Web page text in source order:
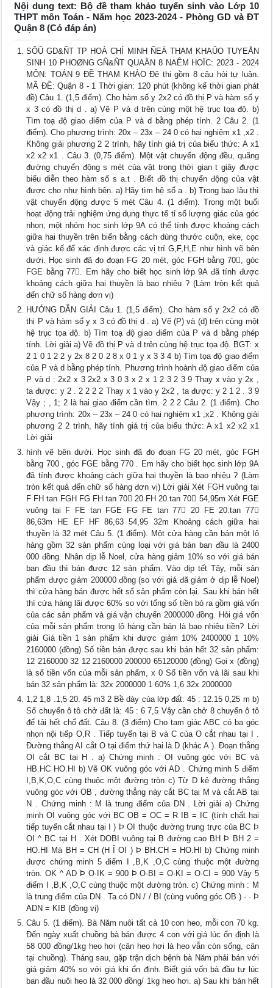
Nội dung text: Bộ đề tham khảo tuyển sinh vào Lớp 10
THPT môn Toán - Năm học 2023-2024 - Phòng GD và ĐT
Quận 8 (Có đáp án)
SÔÛ GD&ÑT TP HOÀ CHÍ MINH ÑEÀ THAM KHAÛO TUYEÅN
SINH 10 PHOØNG GÑ&ÑT QUAÄN 8 NAÊM HOÏC: 2023 - 2024
MÔN: TOÁN 9 ĐỀ THAM KHẢO Đê thi gồm 8 câu hỏi tự luận.
MÃ ĐỀ: Quận 8 - 1 Thời gian: 120 phút (không kể thời gian phát
đề) Câu 1. (1,5 điểm). Cho hàm số y 2x2 có đồ thị P và hàm số y
x 3 có đồ thị d . a) Vẽ P và d trên cùng một hệ trục tọa độ. b)
Tìm toạ độ giao điểm của P và d bằng phép tính. 2 Câu 2. (1
điểm). Cho phương trình: 20x – 23x – 24 0 có hai nghiệm x1 ,x2 .
Không giải phương 2 2 trình, hãy tính giá trị của biểu thức: A x1
x2 x2 x1 . Câu 3. (0,75 điểm). Một vật chuyển động đều, quãng
đường chuyển động s mét của vật trong thời gian t giây được
biểu diễn theo hàm số s a.t . Biết đồ thị chuyển động của vật
được cho như hình bên. a) Hãy tìm hệ số a . b) Trong bao lâu thì
vật chuyển động được 5 mét Câu 4. (1 điểm). Trong một buổi
hoạt động trải nghiệm ứng dụng thực tế tỉ số lượng giác của góc
nhọn, một nhóm học sinh lớp 9A có thể tính được khoảng cách
giữa hai thuyền trên biển bằng cách dùng thước cuộn, eke, cọc
và giác kế để xác định được các vị trí G,F,H,E như hình vẽ bên
dưới. Học sinh đã đo đoạn FG 20 mét, góc FGH bằng 70, góc
FGE bằng 77. Em hãy cho biết học sinh lớp 9A đã tính được
khoảng cách giữa hai thuyền là bao nhiêu ? (Làm tròn kết quả
đến chữ số hàng đơn vị)
HƯỚNG DẪN GIẢI Câu 1. (1,5 điểm). Cho hàm số y 2x2 có đồ
thị P và hàm số y x 3 có đồ thị d . a) Vẽ (P) và (d) trên cùng một
hệ trục tọa độ. b) Tìm toạ độ giao điểm của P và d bằng phép
tính. Lời giải a) Vẽ đồ thị P và d trên cùng hệ trục tọa độ. BGT: x
2 1 0 1 2 2 y 2x 8 2 0 2 8 x 0 1 y x 3 3 4 b) Tìm tọa độ giao điểm
của P và d bằng phép tính. Phương trình hoành độ giao điểm của
P và d : 2x2 x 3 2x2 x 3 0 3 x 2 x 1 2 3 2 3 9 Thay x vào y 2x ,
ta được: y 2 . 2 2 2 2 Thay x 1 vào y 2x2 , ta được: y 2 1 2 . 3 9
Vậy ; , 1; 2 là hai giao điểm cần tìm. 2 2 2 Câu 2. (1 điểm). Cho
phương trình: 20x – 23x – 24 0 có hai nghiệm x1 ,x2 . Không giải
phương 2 2 trình, hãy tính giá trị của biểu thức: A x1 x2 x2 x1
Lời giải
hình vẽ bên dưới. Học sinh đã đo đoạn FG 20 mét, góc FGH
bằng 700 , góc FGE bằng 770 . Em hãy cho biết học sinh lớp 9A
đã tính được khoảng cách giữa hai thuyền là bao nhiêu ? (Làm
tròn kết quả đến chữ số hàng đơn vị) Lời giải Xét FGH vuông tại
F FH tan FGH FG FH tan 70 20 FH 20.tan 70 54,95m Xét FGE
vuông tại F FE tan FGE FG FE tan 77 20 FE 20.tan 77
86,63m HE EF HF 86,63 54,95 32m Khoảng cách giữa hai
thuyền là 32 mét Câu 5. (1 điểm). Một cửa hàng cần bán một lô
hàng gồm 32 sản phẩm cùng loại với giá bán ban đầu là 2400
000 đồng. Nhân dịp lễ Noel, cửa hàng giảm 10% so với giá bán
ban đầu thì bán được 12 sản phẩm. Vào dịp tết Tây, mỗi sản
phẩm được giảm 200000 đồng (so với giá đã giảm ở dịp lễ Noel)
thì cửa hàng bán được hết số sản phẩm còn lại. Sau khi bán hết
thì cửa hàng lãi được 60% so với tổng số tiền bỏ ra gồm giá vốn
của các sản phẩm và giá vận chuyển 2000000 đồng. Hỏi giá vốn
của mỗi sản phẩm trong lô hàng cần bán là bao nhiêu tiền? Lời
giải Giá tiền 1 sản phẩm khi được giảm 10% 2400000 1 10%
2160000 (đồng) Số tiền bán được sau khi bán hết 32 sản phẩm:
12 2160000 32 12 2160000 200000 65120000 (đồng) Gọi x (đồng)
là số tiền vốn của mỗi sản phẩm, x 0 Số tiền vốn và lãi sau khi
bán 32 sản phẩm là: 32x 2000000 1 60% 1,6 32x 2000000
1,2 1,8 .1,5 20. 45 m3 2 Bề dày của lớp đất: 45 : 12.15 0,25 m b)
Số chuyến ô tô chở đất là: 45 : 6 7,5 Vậy cần chở 8 chuyến ô tô
để tải hết chổ đất. Câu 8. (3 điểm) Cho tam giác ABC có ba góc
nhọn nội tiếp O,R . Tiếp tuyến tại B và C của O cắt nhau tại I .
Đường thẳng AI cắt O tại điểm thứ hai là D (khác A ). Đoạn thẳng
OI cắt BC tại H . a) Chứng minh : OI vuông góc với BC và
HB.HC HO.HI b) Vẽ OK vuông góc với AD . Chứng minh 5 điểm
I,B,K,O,C cùng thuộc một đường tròn c) Từ D kẻ đường thẳng
vuông góc với OB , đường thẳng này cắt BC tại M và cắt AB tại
N . Chứng minh : M là trung điểm của DN . Lời giải a) Chứng
minh OI vuông góc với BC OB = OC = R IB = IC (tính chất hai
tiếp tuyến cắt nhau tại I ) Þ OI thuộc đường trung trực của BC Þ
OI ^ BC tại H . Xét DOBI vuông tại B đường cao BH Þ BH 2 =
HO.HI Mà BH = CH (H Î OI ) Þ BH.CH = HO.HI b) Chứng minh
được chứng minh 5 điểm I ,B,K ,O,C cùng thuộc một đường
tròn. OK ^ AD Þ O·IK = 900 Þ O·BI = O·KI = O·CI = 900 Vậy 5
điểm I ,B,K ,O,C cùng thuộc một đường tròn. c) Chứng minh : M
là trung điểm của DN . Ta có DN / / BI (cùng vuông góc OB ) · · Þ
ADN = KIB (đồng vị)
Câu 5. (1 điểm). Bà Năm nuôi tất cả 10 con heo, mỗi con 70 kg.
Đến ngày xuất chuồng bà bán được 4 con với giá lúc ổn định là
58 000 đồng/1kg heo hơi (cân heo hơi là heo vẫn còn sống, cân
tại chuồng). Tháng sau, gặp trận dịch bệnh bà Năm phải bán với
giá giảm 40% so với giá khi ổn định. Biết giá vốn bà đầu tư lúc
ban đầu nuôi heo là 32 000 đồng/ 1kg heo hơi. a) Sau khi bán hết